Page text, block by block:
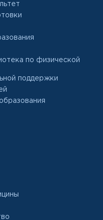
по физической
поддержки